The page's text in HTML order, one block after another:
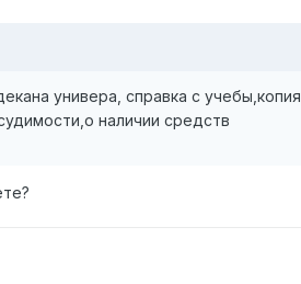
универа, справка с учебы,копия
наличии средств